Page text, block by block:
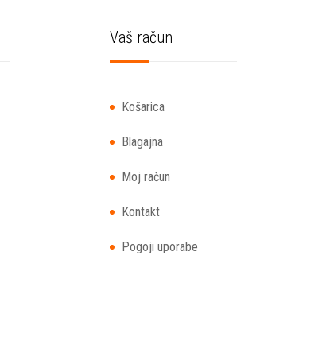
Vaš račun
Košarica
Blagajna
Moj račun
Kontakt
Pogoji uporabe